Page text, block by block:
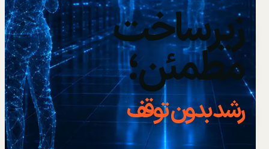
زیرساخت
مطمئن؛
رشد بدون توقف